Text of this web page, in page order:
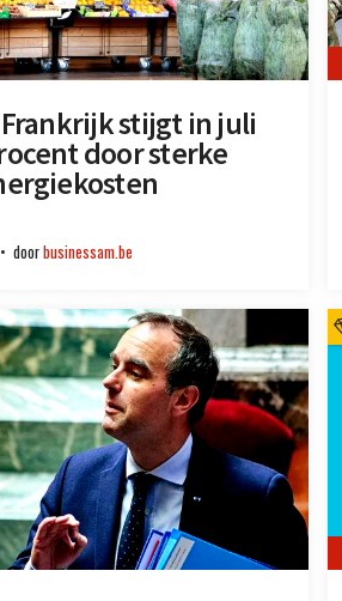
stijgt in juli
door sterke
doorbusinessam.be